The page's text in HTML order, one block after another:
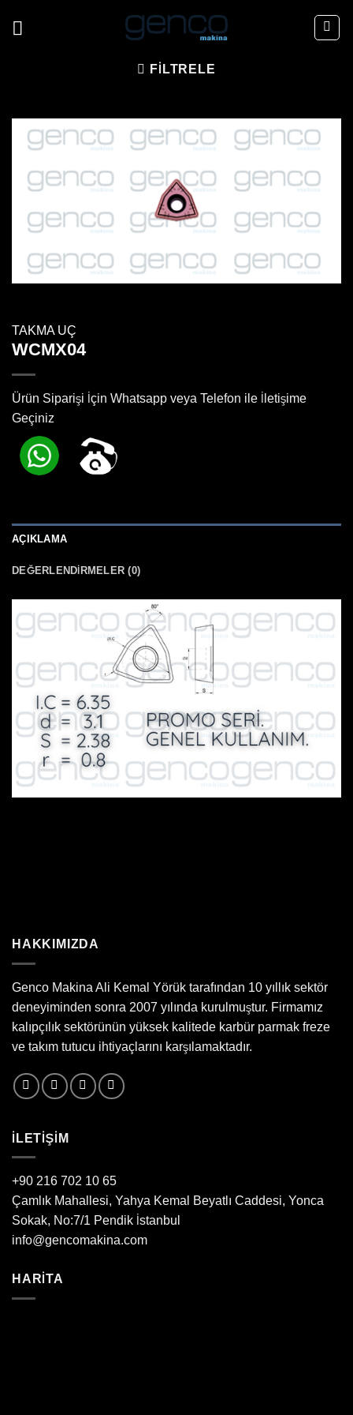
FILTRELE
TAKMA UÇ
WCMX04
Ürün Siparişi İçin Whatsapp veya Telefon ile İletişime
Geçiniz
AÇIKLAMA
DEĞERLENDIRMELER (0)
HAKKIMIZDA
Genco Makina Ali Kemal Yörük tarafından 10 yıllık sektör
deneyiminden sonra 2007 yılında kurulmuştur. Firmamız
kalıpçılık sektörünün yüksek kalitede karbür parmak freze
ve takım tutucu ihtiyaçlarını karşılamaktadır.
ILETIŞIM
+90 216 702 10 65
Çamlık Mahallesi, Yahya Kemal Beyatlı Caddesi, Yonca
Sokak, No:7/1 Pendik İstanbul
info@gencomakina.com
HARITA